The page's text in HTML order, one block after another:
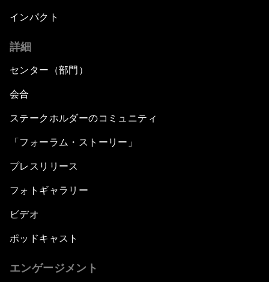
インパクト
詳細
センター（部門）
会合
ステークホルダーのコミュニティ
「フォーラム・ストーリー」
プレスリリース
フォトギャラリー
ビデオ
ポッドキャスト
エンゲージメント